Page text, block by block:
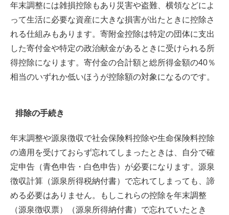
年末調整には雑損控除もあり災害や盗難、横領などによ
って生活に必要な資産に大きな損害が出たときに控除さ
れる仕組みもあります。寄附金控除は特定の団体に支出
した寄付金や特定の政治献金があるときに受けられる所
得控除になります。寄付金の合計額と総所得金額の40％
相当のいずれか低いほうが控除額の対象になるのです。
排除の手続き
年末調整や源泉徴収で社会保険料控除や生命保険料控除
の適用を受けておらず忘れてしまったときは、自分で確
定申告（青色申告・白色申告）が必要になります。源泉
徴収計算（源泉所得税納付書）で忘れてしまっても、諦
める必要はありません。もしこれらの控除を年末調整
（源泉徴収票）（源泉所得納付書）で忘れていたとき